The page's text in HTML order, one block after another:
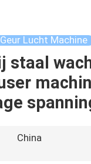
Geur Lucht Machine
staal
China